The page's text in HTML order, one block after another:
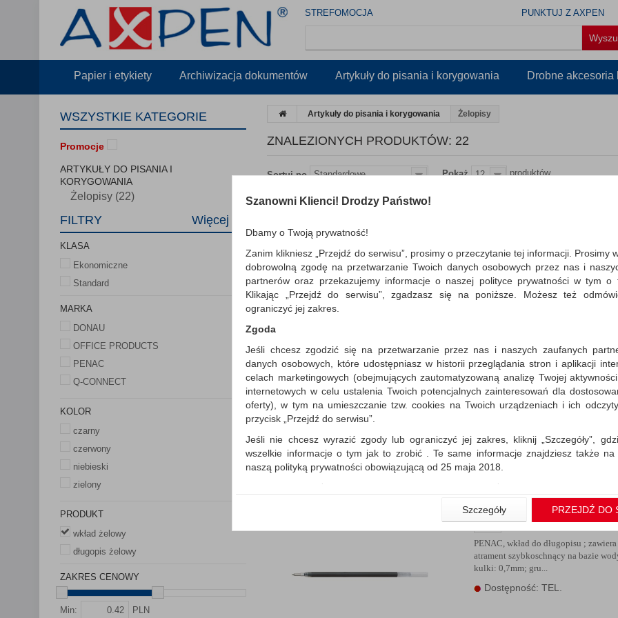
STREFOMOCJA PUNKTUJ Z AXPEN
Papier i etykiety Archiwizacja dokumentów Artykuły do pisania i korygowania Drobne akcesoria
WSZYSTKIE KATEGORIE
Promocje
ARTYKUŁY DO PISANIA I
KORYGOWANIA
Żelopisy (22)
FILTRY Więcej
KLASA
Ekonomiczne
Standard
MARKA
DONAU
OFFICE PRODUCTS
PENAC
Q-CONNECT
KOLOR
czarny
czerwony
niebieski
zielony
PRODUKT
wkład żelowy
długopis żelowy
ZAKRES CENOWY
Min: PLN
Artykuły do pisania i korygowania Żelopisy
ZNALEZIONYCH PRODUKTÓW: 22
Sortuj po Standardowe Pokaż 12 produktów
atrament szybkoschnący na bazie
kulki: 0,7mm; gru...
Dostępność: TEL.
Wkład do długopisu żel.
0 7mm czarny
PENAC, wkład do długopisu ;
atrament szybkoschnący na bazie
Dostępność: TEL.
Wkład do długopisu
0 7mm czerwony
PENAC, wkład do długopisu ;
atrament szybkoschnący na bazie
kulki: 0,7mm; gru...
Dostępność: TEL.
Szanowni Klienci! Drodzy Państwo!
Dbamy o Twoją prywatność!
Zanim klikniesz „Przejdź do serwisu”, prosimy o przeczytanie tej informacji. Prosimy
dobrowolną zgodę na przetwarzanie Twoich danych osobowych przez nas i
partnerów oraz przekazujemy informacje o naszej polityce prywatności w tym o
Klikając „Przejdź do serwisu”, zgadzasz się na poniższe. Możesz też
ograniczyć jej zakres.
Zgoda
Jeśli chcesz zgodzić się na przetwarzanie przez nas i naszych zaufanych
danych osobowych, które udostępniasz w historii przeglądania stron i aplikacji
celach marketingowych (obejmujących zautomatyzowaną analizę Twojej
internetowych w celu ustalenia Twoich potencjalnych zainteresowań dla
oferty), w tym na umieszczanie tzw. cookies na Twoich urządzeniach i ich
przycisk „Przejdź do serwisu”.
Jeśli nie chcesz wyrazić zgody lub ograniczyć jej zakres, kliknij „Szczegóły”,
wszelkie informacje o tym jak to zrobić . Te same informacje znajdziesz także
naszą polityką prywatności obowiązującą od 25 maja 2018.
W przypadku użytkowników zalogowanych, aby umożliwić prawidłową
Państwem i związane z tym prawidłowe działanie naszej strony www, a w
wysłanie potwierdzenia zamówienia na Państwa email lub wyświetlenie Państwu
informacji o promocjach czy cenach indywidualnych, ważna jest Państwa
Każda Państwa zgoda jest dobrowolna i można ją w dowolnym momencie wycofać.
Szczegóły PRZEJDŹ DO